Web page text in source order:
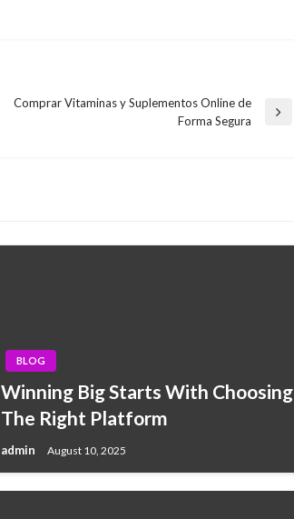
Comprar Vitaminas y Suplementos Online de
Forma Segura
BLOG
Winning Big Starts With Choosing
The Right Platform
admin August 10, 2025